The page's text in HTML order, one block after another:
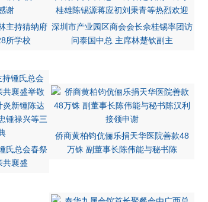
主持猜纳府
所学校
深圳市产业园区商会会长佘桂锡率团访
问泰国中总 主席林楚钦副主
氏总会春祭
共襄盛
侨商黄柏钧伉俪乐捐天华医院善款48
万铢 副董事长陈伟能与秘书陈